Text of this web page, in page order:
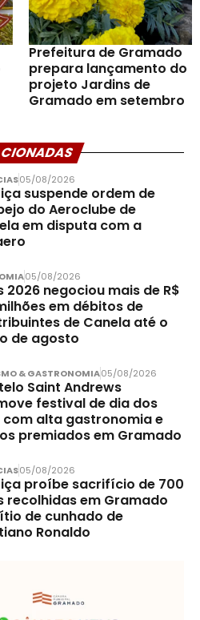
Prefeitura de Gramado
prepara lançamento do
projeto Jardins de
Gramado em setembro
05/08/2026
suspende ordem de
do Aeroclube de
em disputa com a
05/08/2026
2026 negociou mais de R$
em débitos de
de Canela até o
de agosto
& GASTRONOMIA05/08/2026
Saint Andrews
festival de dia dos
com alta gastronomia e
premiados em Gramado
05/08/2026
proíbe sacrifício de 700
recolhidas em Gramado
de cunhado de
Ronaldo